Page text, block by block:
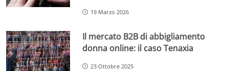
19 Marzo 2026
Il mercato B2B di abbigliamento
donna online: il caso Tenaxia
23 Ottobre 2025